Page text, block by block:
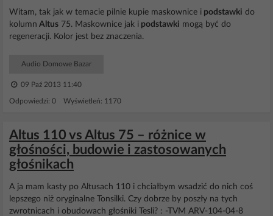
Witam, tak jak w temacie pilnie kupie maskownice i podstawki do
kolumn Altus 75. Maskownice jak i podstawki mogą być do
regeneracji. Kolor jest bez znaczenia.
Audio Domowe Bazar
09 Paź 2013 11:40
Odpowiedzi: 0 Wyświetleń: 1170
Altus 110 vs Altus 75 – różnice w
głośności, budowie i zastosowanych
głośnikach
A ja mam kasty po Altusach 110 i chciałbym wsadzić do nich coś
lepszego niż oryginalne Tonsilki. Czy dobrze by poszły na tych
zwrotnicach i obudowach głośniki Tesli? : -TVM ARV-104-04-8